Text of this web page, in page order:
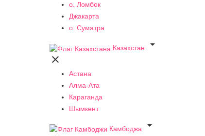
о. Ломбок
Джакарта
о. Суматра
Казахстан


Астана
Алма-Ата
Караганда
Шымкент
Камбоджа
